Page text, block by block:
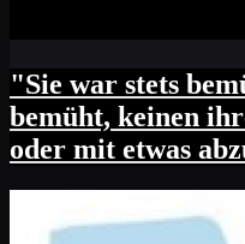
"Sie war stets
bemüht, keinen
oder mit etwas